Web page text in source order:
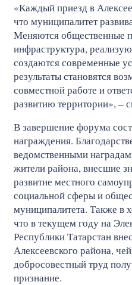
«Каждый приезд в
что муниципалитет
Меняются общественные
инфраструктура,
создаются современные
результаты становятся
совместной работе и
развитию территории», –
В завершение форума
награждения.
ведомственными
жители района, внесшие
развитие местного
социальной сферы и
муниципалитета. Также в
что в текущем году на
Республики Татарстан
Алексеевского района,
добросовестный труд
признание.